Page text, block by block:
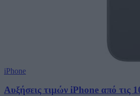
iPhone
Αυξήσεις τιμών iPhone από τις